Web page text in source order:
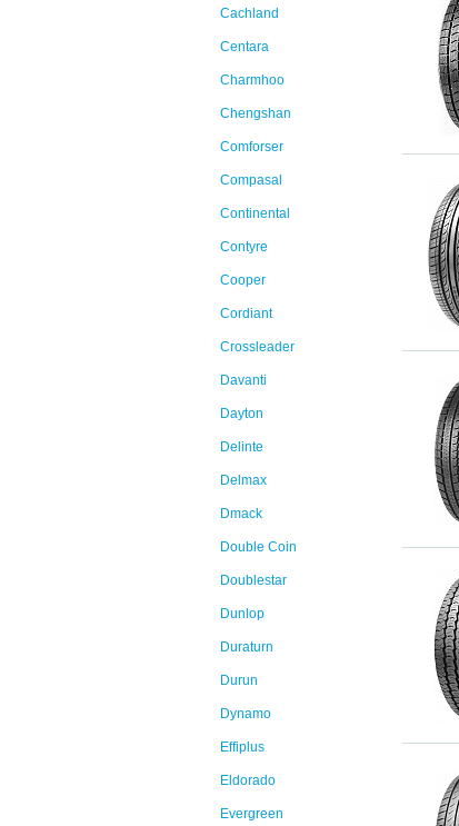
Cachland
Centara
Charmhoo
Chengshan
Comforser
Compasal
Continental
Contyre
Cooper
Cordiant
Crossleader
Davanti
Dayton
Delinte
Delmax
Dmack
Double Coin
Doublestar
Dunlop
Duraturn
Durun
Dynamo
Effiplus
Eldorado
Evergreen